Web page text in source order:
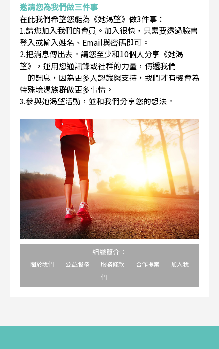
邀請您為我們做三件事
在此我們希望您能為《她渴望》做3件事：
1.請您加入我們的會員。加入很快，只需要透過臉書
登入或輸入姓名、Email與密碼即可。
2.把消息傳出去。請您至少和10個人分享《她渴
望》，運用您通訊錄或社群的力量，傳遞我們
的訊息，因為更多人認識與支持，我們才有機會為
特殊境遇族群做更多事情。
3.參與她渴望活動，並和我們分享您的想法。
組織簡介：
關於我們 公益服務 服務條款 合作提案
加入我
們